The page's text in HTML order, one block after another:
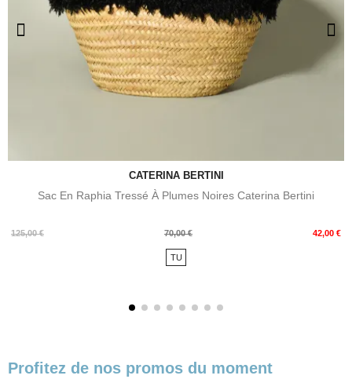
CATERINA BERTINI
Sac En Raphia Tressé À Plumes Noires Caterina Bertini
125,00 €
Prix
70,00 € 42,00 €
Prix
TU
Profitez de nos promos du moment